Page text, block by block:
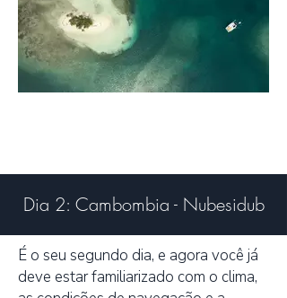
Dia 2: Cambombia - Nubesidub
É o seu segundo dia, e agora você já
deve estar familiarizado com o clima,